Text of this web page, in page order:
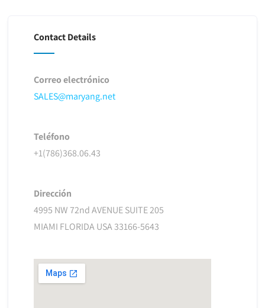
Contact Details
Correo electrónico
SALES@maryang.net
Teléfono
+1(786)368.06.43
Dirección
4995 NW 72nd AVENUE SUITE 205
MIAMI FLORIDA USA 33166-5643